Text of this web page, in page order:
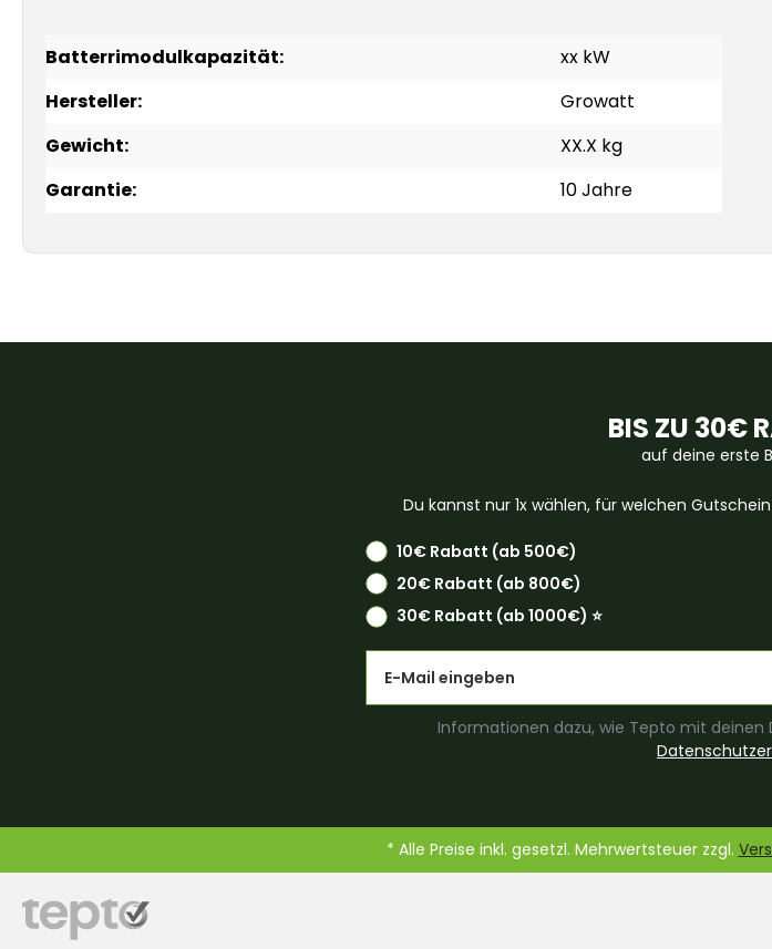
Batterrimodulkapazität:
xx kW
Hersteller:
Growatt
Gewicht:
XX.X kg
Garantie:
10 Jahre
BIS ZU 30€
auf deine erste
Du kannst nur 1x wählen, für welchen
10€ Rabatt (ab 500€)
20€ Rabatt (ab 800€)
30€ Rabatt (ab 1000€) ⭐️
Informationen dazu, wie Tepto mit
* Alle Preise inkl. gesetzl. Mehrwertsteuer zzgl.